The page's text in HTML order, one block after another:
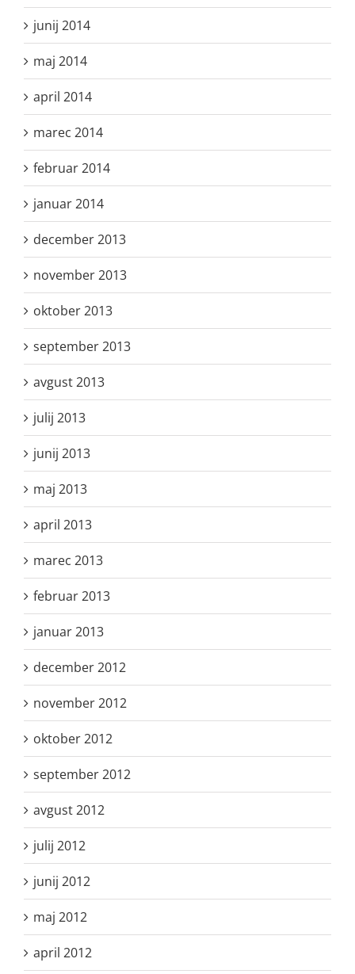
junij 2014
maj 2014
april 2014
marec 2014
februar 2014
januar 2014
december 2013
november 2013
oktober 2013
september 2013
avgust 2013
julij 2013
junij 2013
maj 2013
april 2013
marec 2013
februar 2013
januar 2013
december 2012
november 2012
oktober 2012
september 2012
avgust 2012
julij 2012
junij 2012
maj 2012
april 2012